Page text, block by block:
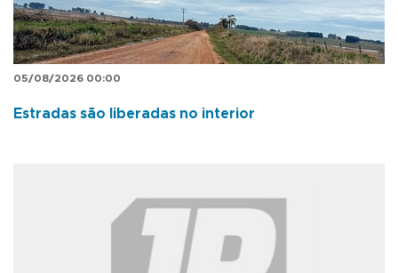
05/08/2026 00:00
Estradas são liberadas no interior